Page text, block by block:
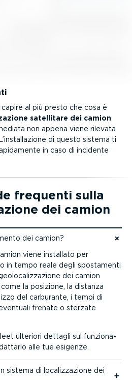
al più presto che cosa è
satellitare dei camion
non appena viene rilevata
di questo sistema ti
in caso di incidente
frequenti sulla
dei camion
dei camion?
viene installato per
in tempo reale degli spostamenti
dei camion
la posizione, la distanza
del carburante, i tempi di
frenate o sterzate
ulteriori dettagli sul funzio­na­
alle tue esigenze.
sistema di localiz­za­zione dei